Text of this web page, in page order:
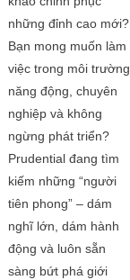
những đỉnh cao mới?
Bạn mong muốn làm
việc trong môi trường
năng động, chuyên
nghiệp và không
ngừng phát triển?
Prudential đang tìm
kiếm những “người
tiên phong” – dám
nghĩ lớn, dám hành
động và luôn sẵn
sàng bứt phá giới